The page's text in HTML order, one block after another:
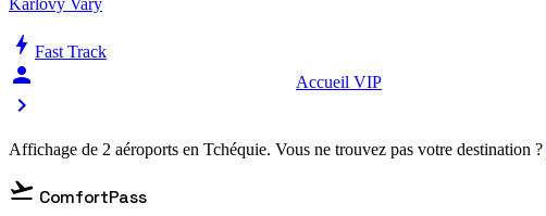
bolt Fast Track
person_celebrate Accueil VIP
chevron_right
Affichage de 2 aéroports en Tchéquie. Vous ne trouvez pas votre destination ?
flight_takeoff ComfortPass